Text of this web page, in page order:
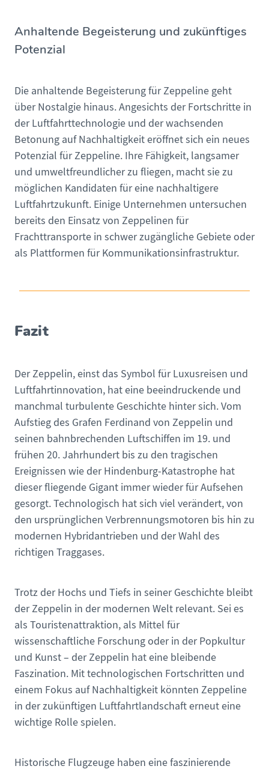
Anhaltende Begeisterung und zukünftiges
Potenzial
Die anhaltende Begeisterung für Zeppeline geht
über Nostalgie hinaus. Angesichts der Fortschritte in
der Luftfahrttechnologie und der wachsenden
Betonung auf Nachhaltigkeit eröffnet sich ein neues
Potenzial für Zeppeline. Ihre Fähigkeit, langsamer
und umweltfreundlicher zu fliegen, macht sie zu
möglichen Kandidaten für eine nachhaltigere
Luftfahrtzukunft. Einige Unternehmen untersuchen
bereits den Einsatz von Zeppelinen für
Frachttransporte in schwer zugängliche Gebiete oder
als Plattformen für Kommunikationsinfrastruktur.
Fazit
Der Zeppelin, einst das Symbol für Luxusreisen und
Luftfahrtinnovation, hat eine beeindruckende und
manchmal turbulente Geschichte hinter sich. Vom
Aufstieg des Grafen Ferdinand von Zeppelin und
seinen bahnbrechenden Luftschiffen im 19. und
frühen 20. Jahrhundert bis zu den tragischen
Ereignissen wie der Hindenburg-Katastrophe hat
dieser fliegende Gigant immer wieder für Aufsehen
gesorgt. Technologisch hat sich viel verändert, von
den ursprünglichen Verbrennungsmotoren bis hin zu
modernen Hybridantrieben und der Wahl des
richtigen Traggases.
Trotz der Hochs und Tiefs in seiner Geschichte bleibt
der Zeppelin in der modernen Welt relevant. Sei es
als Touristenattraktion, als Mittel für
wissenschaftliche Forschung oder in der Popkultur
und Kunst – der Zeppelin hat eine bleibende
Faszination. Mit technologischen Fortschritten und
einem Fokus auf Nachhaltigkeit könnten Zeppeline
in der zukünftigen Luftfahrtlandschaft erneut eine
wichtige Rolle spielen.
Historische Flugzeuge haben eine faszinierende